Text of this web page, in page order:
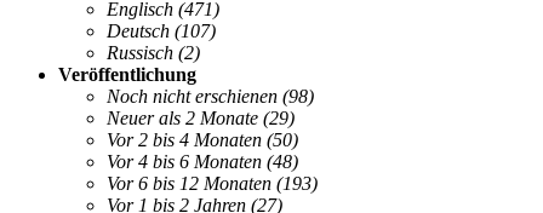
Englisch (471)
Deutsch (107)
Russisch (2)
Veröffentlichung
Noch nicht erschienen (98)
Neuer als 2 Monate (29)
Vor 2 bis 4 Monaten (50)
Vor 4 bis 6 Monaten (48)
Vor 6 bis 12 Monaten (193)
Vor 1 bis 2 Jahren (27)